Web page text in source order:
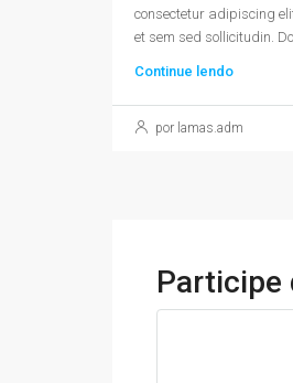
consectetur adipiscing
et sem sed sollicitudin.
Continue lendo
por lamas.adm
Participe